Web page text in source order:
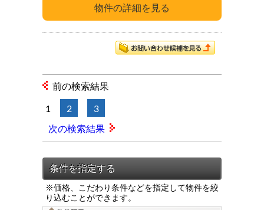
前の検索結果
1 2 3
次の検索結果
※価格、こだわり条件などを指定して物件を絞
り込むことができます。